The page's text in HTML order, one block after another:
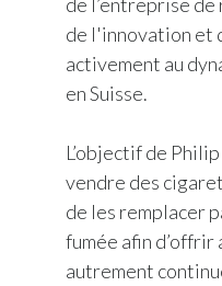
de l'innovation et
activement au
en Suisse.
L’objectif de
vendre des
de les remplacer
fumée afin d’offrir
autrement